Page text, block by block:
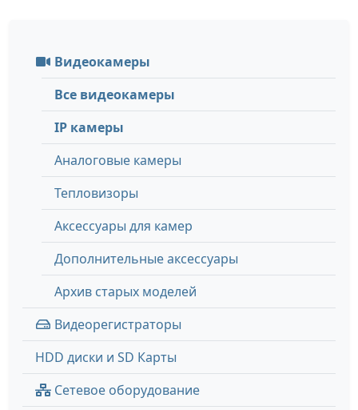
Видеокамеры
Все видеокамеры
IP камеры
Аналоговые камеры
Тепловизоры
Аксессуары для камер
Дополнительные аксессуары
Архив старых моделей
Видеорегистраторы
HDD диски и SD Карты
Сетевое оборудование